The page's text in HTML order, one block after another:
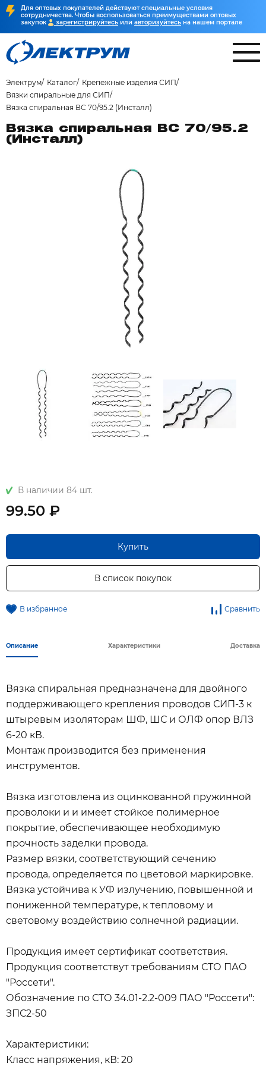
Для оптовых покупателей действуют специальные условия
сотрудничества. Чтобы воспользоваться преимуществами оптовых
закупок
зарегистрируйтесь или авторизуйтесь на нашем портале
Электрум Каталог
Крепежные изделия СИП
Вязки спиральные для СИП
Вязка спиральная ВС 70/95.2 (Инсталл)
Вязка спиральная ВС 70/95.2
(Инсталл)
В наличии 84 шт.
99.50 ₽
Купить
В список покупок
В избранное Сравнить
Описание Характеристики Доставка
Вязка спиральная предназначена для двойного
поддерживающего крепления проводов СИП-3 к
штыревым изоляторам ШФ, ШС и ОЛФ опор ВЛЗ
6-20 кВ.
Монтаж производится без применения
инструментов.
Вязка изготовлена из оцинкованной пружинной
проволоки и и имеет стойкое полимерное
покрытие, обеспечивающее необходимую
прочность заделки провода.
Размер вязки, соответствующий сечению
провода, определяется по цветовой маркировке.
Вязка устойчива к УФ излучению, повышенной и
пониженной температуре, к тепловому и
световому воздействию солнечной радиации.
Продукция имеет сертификат соответствия.
Продукция соответствут требованиям СТО ПАО
"Россети".
Обозначение по СТО 34.01-2.2-009 ПАО "Россети":
ЗПС2-50
Характеристики:
Класс напряжения, кВ: 20